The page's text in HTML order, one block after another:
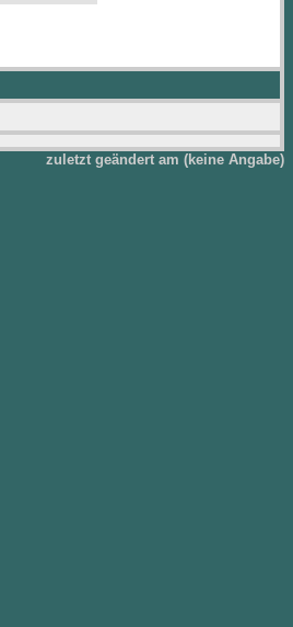
zuletzt geändert am (keine Angabe)